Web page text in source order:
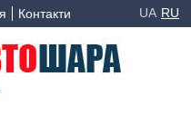
Контакти UA RU